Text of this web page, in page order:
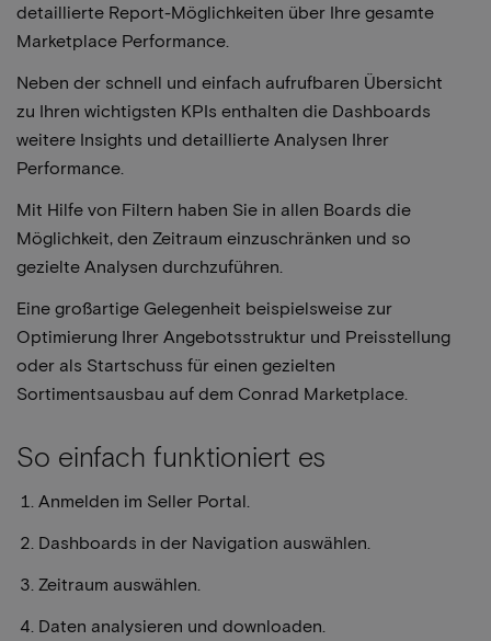
detaillierte Report-Möglichkeiten über Ihre gesamte
Marketplace Performance.
Neben der schnell und einfach aufrufbaren Übersicht
zu Ihren wichtigsten KPIs enthalten die Dashboards
weitere Insights und detaillierte Analysen Ihrer
Performance.
Mit Hilfe von Filtern haben Sie in allen Boards die
Möglichkeit, den Zeitraum einzuschränken und so
gezielte Analysen durchzuführen.
Eine großartige Gelegenheit beispielsweise zur
Optimierung Ihrer Angebotsstruktur und Preisstellung
oder als Startschuss für einen gezielten
Sortimentsausbau auf dem Conrad Marketplace.
So einfach funktioniert es
Anmelden im Seller Portal.
Dashboards in der Navigation auswählen.
Zeitraum auswählen.
Daten analysieren und downloaden.